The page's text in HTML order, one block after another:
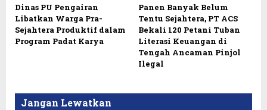
Dinas PU Pengairan
Libatkan Warga Pra-
Sejahtera Produktif dalam
Program Padat Karya
Panen Banyak Belum
Tentu Sejahtera, PT ACS
Bekali 120 Petani Tuban
Literasi Keuangan di
Tengah Ancaman Pinjol
Ilegal
Jangan Lewatkan